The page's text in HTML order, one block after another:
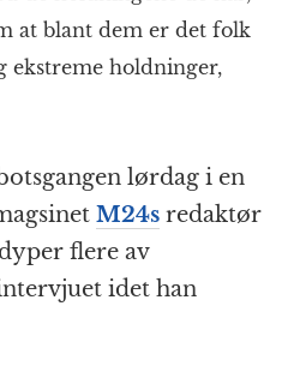
at blant dem er det folk
ekstreme holdninger,
lørdag i en
M24s redaktør
flere av
idet han